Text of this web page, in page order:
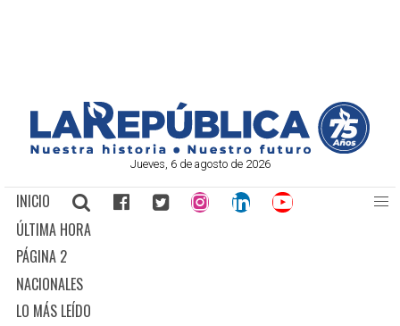
Jueves, 6 de agosto de 2026
INICIO
ÚLTIMA HORA
PÁGINA 2
NACIONALES
LO MÁS LEÍDO